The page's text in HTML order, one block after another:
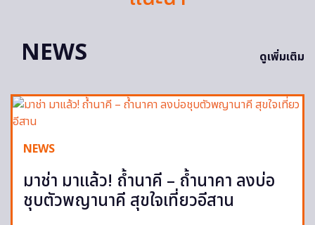
NEWS
ดูเพิ่มเติม
NEWS
มาช่า มาแล้ว! ถ้ำนาคี – ถ้ำนาคา ลงบ่อ
ชุบตัวพญานาคี สุขใจเที่ยวอีสาน